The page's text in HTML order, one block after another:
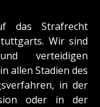
das Strafrecht
Wir sind
verteidigen
allen Stadien des
in der
oder in der